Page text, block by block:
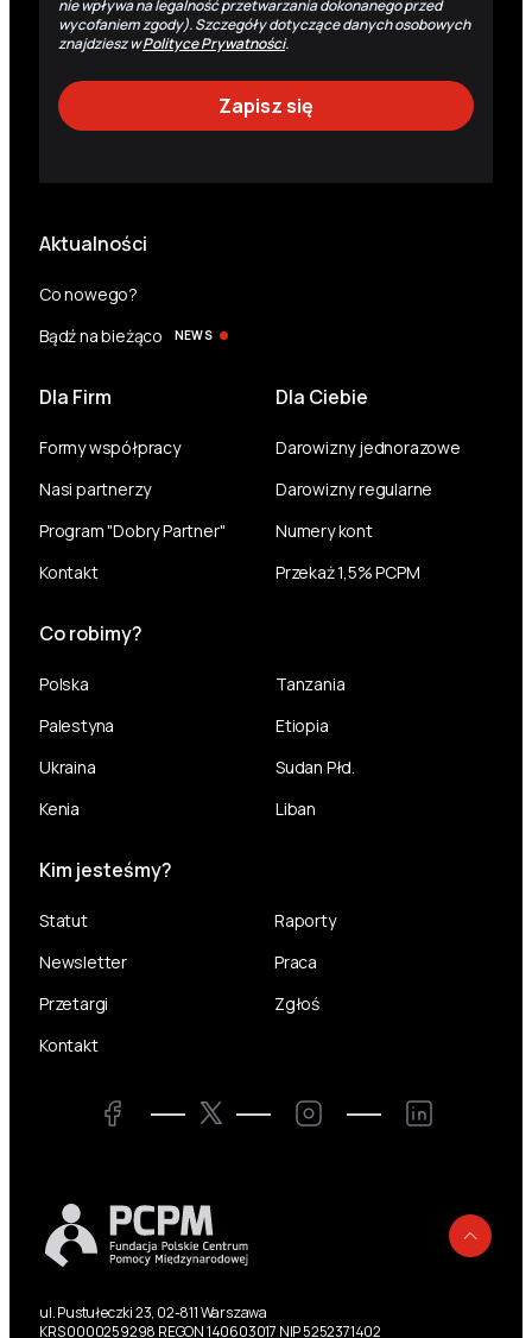
nie wpływa na legalność przetwarzania dokonanego przed
wycofaniem zgody). Szczegóły dotyczące danych osobowych
znajdziesz wPolityce Prywatności.
Aktualności
Co nowego?
Bądź na bieżąco
NEWS
Dla Firm
Formy współpracy
Nasi partnerzy
Program "Dobry Partner"
Kontakt
Dla Ciebie
Darowizny jednorazowe
Darowizny regularne
Numery kont
Przekaż 1,5% PCPM
Co robimy?
Polska
Palestyna
Ukraina
Kenia
Tanzania
Etiopia
Sudan Płd.
Liban
Kim jesteśmy?
Statut
Raporty
Newsletter
Praca
Przetargi
Zgłoś
Kontakt
Facebook Twitter Instagram LinkedIn
ul. Pustułeczki 23, 02-811 Warszawa
KRS 0000259298 REGON 140603017 NIP 5252371402